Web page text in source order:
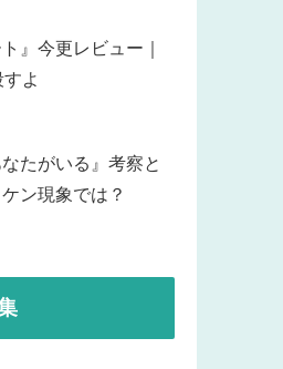
』今更レビュー｜
よ
たがいる』考察と
ン現象では？